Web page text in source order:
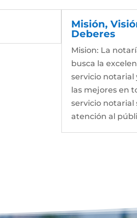
Misión,
Deberes
Mision: La
busca la
servicio notarial
las mejores en
servicio notarial
atención al